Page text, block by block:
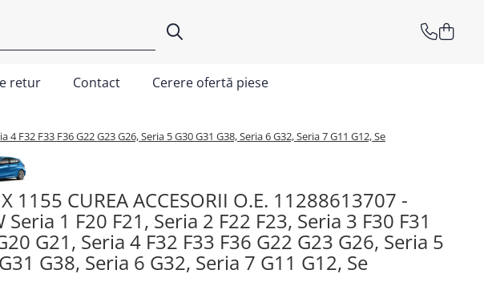
retur Contact Cerere ofertă piese
F32 F33 F36 G22 G23 G26, Seria 5 G30 G31 G38, Seria 6 G32, Seria 7 G11 G12, Se
1155 CUREA ACCESORII O.E. 11288613707 -
Seria 1 F20 F21, Seria 2 F22 F23, Seria 3 F30 F31
G21, Seria 4 F32 F33 F36 G22 G23 G26, Seria 5
G38, Seria 6 G32, Seria 7 G11 G12, Se